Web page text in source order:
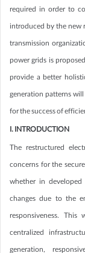
required in order to
introduced by the new
transmission
power grids is
provide a better
generation patterns
for the success of
I. INTRODUCTION
The restructured
concerns for the
whether in
changes due to the
responsiveness.
centralized
generation,